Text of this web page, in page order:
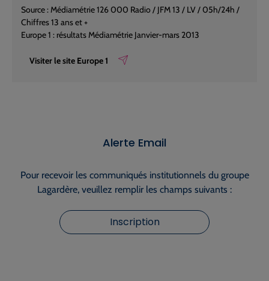
Source : Médiamétrie 126 000 Radio / JFM 13 / LV / 05h/24h /
Chiffres 13 ans et +
Europe 1 : résultats Médiamétrie Janvier-mars 2013
Visiter le site Europe 1
Alerte Email
Pour recevoir les communiqués institutionnels du groupe
Lagardère, veuillez remplir les champs suivants :
Inscription